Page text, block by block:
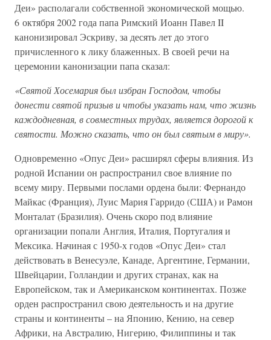
Деи» располагали собственной экономической мощью.
6 октября 2002 года папа Римский Иоанн Павел II
канонизировал Эскриву, за десять лет до этого
причисленного к лику блаженных. В своей речи на
церемонии канонизации папа сказал:
«Святой Хосемария был избран Господом, чтобы
донести святой призыв и чтобы указать нам, что жизнь
каждодневная, в совместных трудах, является дорогой к
святости. Можно сказать, что он был святым в миру».
Одновременно «Опус Деи» расширял сферы влияния. Из
родной Испании он распространил свое влияние по
всему миру. Первыми послами ордена были: Фернандо
Майкас (Франция), Луис Мария Гарридо (США) и Рамон
Монталат (Бразилия). Очень скоро под влияние
организации попали Англия, Италия, Португалия и
Мексика. Начиная с 1950-х годов «Опус Деи» стал
действовать в Венесуэле, Канаде, Аргентине, Германии,
Швейцарии, Голландии и других странах, как на
Европейском, так и Американском континентах. Позже
орден распространил свою деятельность и на другие
страны и континенты – на Японию, Кению, на север
Африки, на Австралию, Нигерию, Филиппины и так